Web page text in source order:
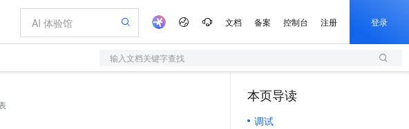
文档 备案 控制台 注册 登录
输入文档关键字查找
本页导读
调试
而生，新用户赠送 1 亿 + tokens 额度 轻量应用服务器
NEW Agency Agents：拥有专属领域专家
AI 场景体验 AI 活动
AI 生产力先锋
先锋实践拓展 AI 生产力的边界
配置报价器
阿里云 OPC 创新助力计划
基础软件 专业服务
产品伙伴合作计划 服务伙伴合作计划
Al MaaS 服务伙伴赋能合作
阿里云认证 开发者社区
市场活动 加入我们